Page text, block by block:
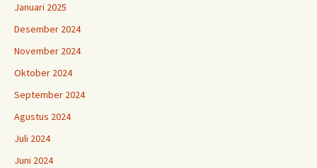
Januari 2025
Desember 2024
November 2024
Oktober 2024
September 2024
Agustus 2024
Juli 2024
Juni 2024